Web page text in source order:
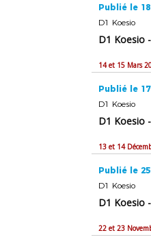
Publié le
D1 Koesio
D1 Koesio
14 et 15 Mars
Publié le
D1 Koesio
D1 Koesio
13 et 14
Publié le
D1 Koesio
D1 Koesio
22 et 23